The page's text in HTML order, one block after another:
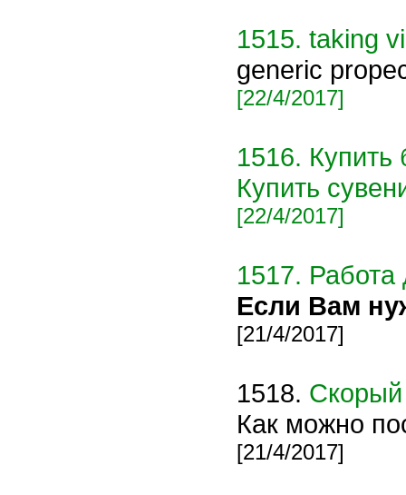
1515. taking
generic
[22/4/2017]
1516. Купить
Купить
[22/4/2017]
1517. Работа
Если Вам
[21/4/2017]
1518.
Как можно
[21/4/2017]